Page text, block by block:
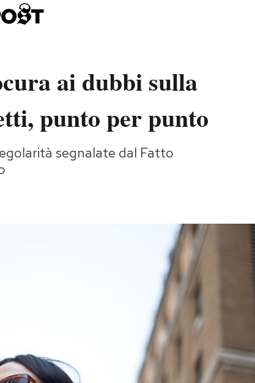
ai dubbi sulla
punto per punto
segnalate dal Fatto